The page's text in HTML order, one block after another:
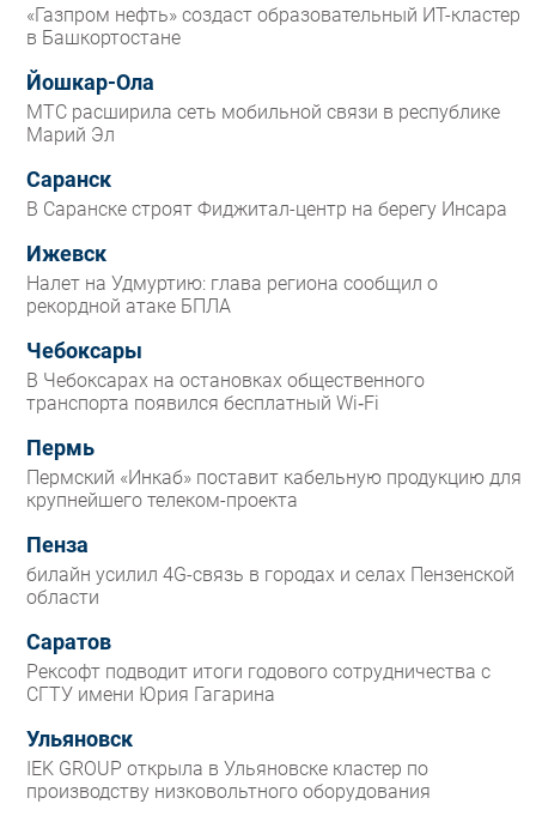
«Газпром нефть» создаст образовательный ИТ-кластер
в Башкортостане
Йошкар-Ола
МТС расширила сеть мобильной связи в республике
Марий Эл
Саранск
В Саранске строят Фиджитал-центр на берегу Инсара
Ижевск
Налет на Удмуртию: глава региона сообщил о
рекордной атаке БПЛА
Чебоксары
В Чебоксарах на остановках общественного
транспорта появился бесплатный Wi‑Fi
Пермь
Пермский «Инкаб» поставит кабельную продукцию для
крупнейшего телеком-проекта
Пенза
билайн усилил 4G-связь в городах и селах Пензенской
области
Саратов
Рексофт подводит итоги годового сотрудничества с
СГТУ имени Юрия Гагарина
Ульяновск
IEK GROUP открыла в Ульяновске кластер по
производству низковольтного оборудования